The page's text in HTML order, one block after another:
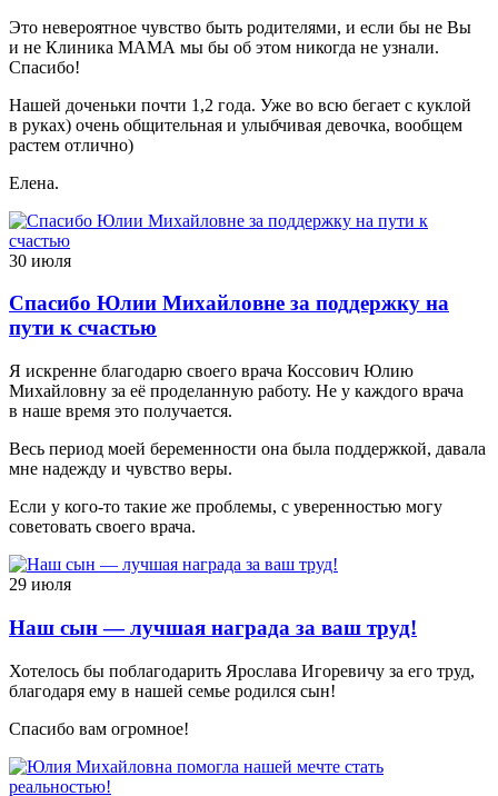
Это невероятное чувство быть родителями, и если бы не Вы
и не Клиника МАМА мы бы об этом никогда не узнали.
Спасибо!
Нашей доченьки почти 1,2 года. Уже во всю бегает с куклой
в руках) очень общительная и улыбчивая девочка, вообщем
растем отлично)
Елена.
30 июля
Спасибо Юлии Михайловне за поддержку на
пути к счастью
Я искренне благодарю своего врача Коссович Юлию
Михайловну за её проделанную работу. Не у каждого врача
в наше время это получается.
Весь период моей беременности она была поддержкой, давала
мне надежду и чувство веры.
Если у кого-то такие же проблемы, с уверенностью могу
советовать своего врача.
29 июля
Наш сын — лучшая награда за ваш труд!
Хотелось бы поблагодарить Ярослава Игоревичу за его труд,
благодаря ему в нашей семье родился сын!
Спасибо вам огромное!